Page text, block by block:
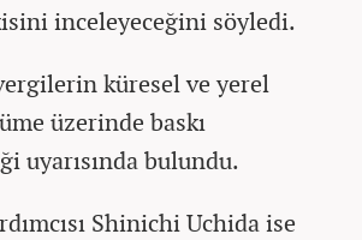
inceleyeceğini söyledi.
küresel ve yerel
üzerinde baskı
uyarısında bulundu.
Shinichi Uchida ise